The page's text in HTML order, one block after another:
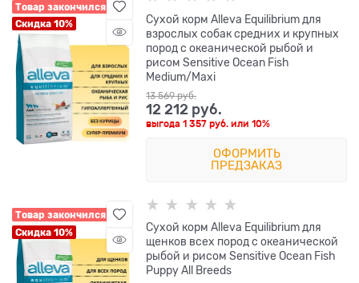
Товар закончился
Скидка 10%
Сухой корм Alleva Equilibrium для
взрослых собак средних и крупных
пород с океанической рыбой и
рисом Sensitive Ocean Fish
Medium/Maxi
13 569 руб.
12 212 руб.
выгода1 357 руб. или10%
ОФОРМИТЬ
ПРЕДЗАКАЗ
Товар закончился
Скидка 10%
Сухой корм Alleva Equilibrium для
щенков всех пород с океанической
рыбой и рисом Sensitive Ocean Fish
Puppy All Breeds